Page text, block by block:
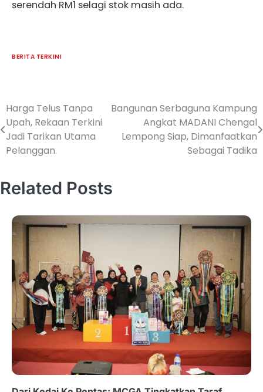
serendah RM1 selagi stok masih ada.
BERITA TERKINI
Harga Telus Tanpa
Upah, Rekaan Terkini
Jadi Tarikan Utama
Pelanggan.
Bangunan Serbaguna Kampung
Angkat MADANI Chengal
Lempong Siap, Dimanfaatkan
Sebagai Tadika
Related Posts